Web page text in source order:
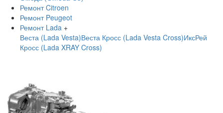
Ремонт Citroen
Ремонт Peugeot
Ремонт Lada +
Веста (Lada Vesta)Веста Кросс (Lada Vesta Cross)ИксРей
Кросс (Lada XRAY Cross)